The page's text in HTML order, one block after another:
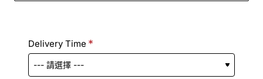
Delivery Time